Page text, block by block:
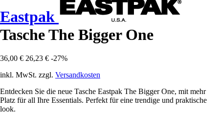
Eastpak
Tasche The Bigger One
36,00 € 26,23 € -27%
inkl. MwSt. zzgl. Versandkosten
Entdecken Sie die neue Tasche Eastpak The Bigger One, mit mehr
Platz für all Ihre Essentials. Perfekt für eine trendige und praktische
look.